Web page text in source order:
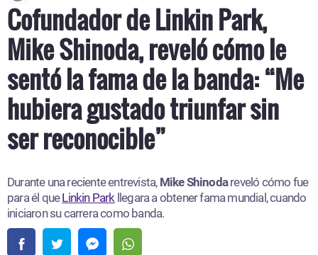
Cofundador de Linkin Park,
Mike Shinoda, reveló cómo le
sentó la fama de la banda: “Me
hubiera gustado triunfar sin
ser reconocible”
Durante una reciente entrevista, Mike Shinodareveló cómo fue
para él queLinkin Parkllegara a obtener fama mundial, cuando
iniciaron su carrera como banda.